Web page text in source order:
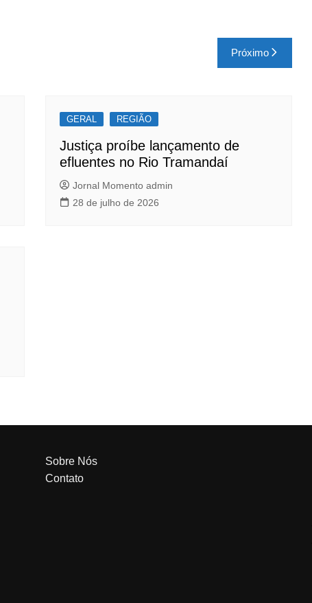
Próximo
GERAL REGIÃO
Justiça proíbe lançamento de
efluentes no Rio Tramandaí
Jornal Momento admin
28 de julho de 2026
Sobre Nós
Contato